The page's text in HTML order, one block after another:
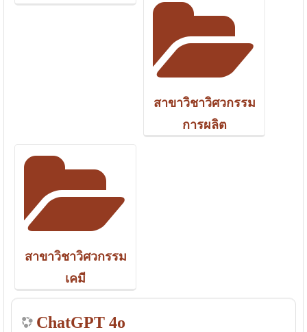
สาขาวิชาวิศวกรรม
การผลิต
สาขาวิชาวิศวกรรม
เคมี
ChatGPT 4o